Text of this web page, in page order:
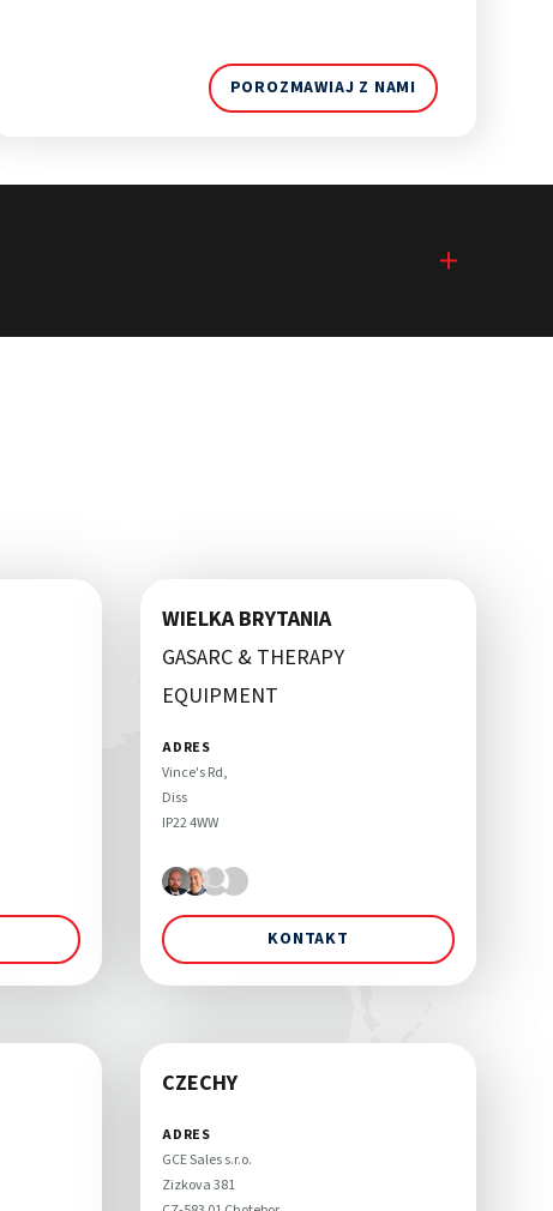
POROZMAWIAJ Z NAMI
WIELKA BRYTANIA
GASARC & THERAPY
EQUIPMENT
ADRES
Vince's Rd,
Diss
KONTAKT
CZECHY
ADRES
GCE Sales s.r.o.
Zizkova 381